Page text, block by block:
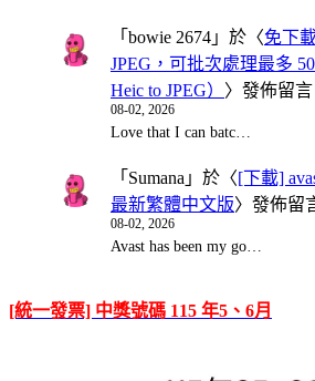
「 bowie 2674 」於〈免下
JPEG，可批次處理最多
Heic to JPEG） 〉發佈留言
08-02, 2026
Love that I can batc…
「 Sumana 」於〈[下載]
最新繁體中文版〉發佈留
08-02, 2026
Avast has been my go…
[統一發票] 中獎號碼 115 年5、6月